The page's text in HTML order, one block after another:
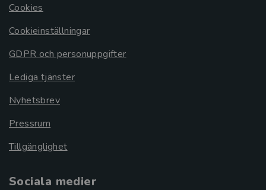
Cookies
Cookieinställningar
GDPR och personuppgifter
Lediga tjänster
Nyhetsbrev
Pressrum
Tillgänglighet
Sociala medier